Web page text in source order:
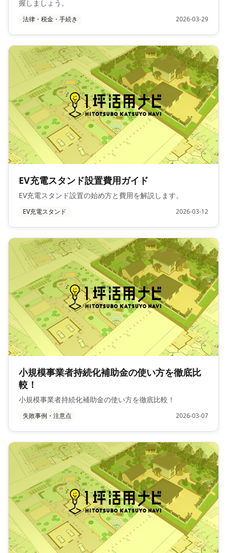
握しましょう。
法律・税金・手続き 2026-03-29
EV充電スタンド設置費用ガイド
EV充電スタンド設置の始め方と費用を解説します。
EV充電スタンド 2026-03-12
小規模事業者持続化補助金の使い方を徹底比
較！
小規模事業者持続化補助金の使い方を徹底比較！
失敗事例・注意点 2026-03-07